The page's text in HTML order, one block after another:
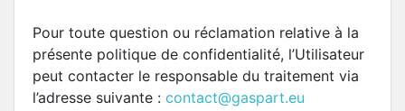
Pour toute question ou réclamation relative à la
présente politique de confidentialité, l’Utilisateur
peut contacter le responsable du traitement via
l’adresse suivante : contact@gaspart.eu